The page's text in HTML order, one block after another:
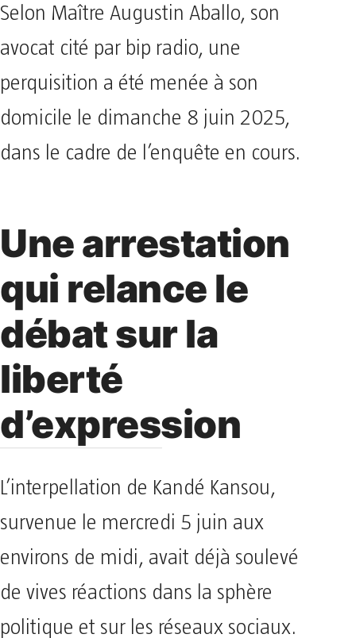
Selon Maître Augustin Aballo, son
avocat cité par bip radio, une
perquisition a été menée à son
domicile le dimanche 8 juin 2025,
dans le cadre de l’enquête en cours.
Une arrestation
qui relance le
débat sur la
liberté
d’expression
L’interpellation de Kandé Kansou,
survenue le mercredi 5 juin aux
environs de midi, avait déjà soulevé
de vives réactions dans la sphère
politique et sur les réseaux sociaux.